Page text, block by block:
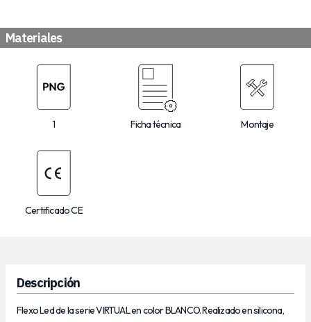
Materiales
1 Ficha técnica Montaje
Certificado CE
Descripción
Flexo Led de la serie VIRTUAL en color BLANCO. Realizado en silicona,